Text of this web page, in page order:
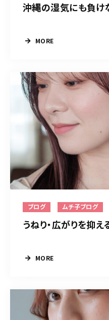
沖縄の湿気にも負け
MORE
ブログ ムチ子ブログ
うねり・広がりを抑
MORE